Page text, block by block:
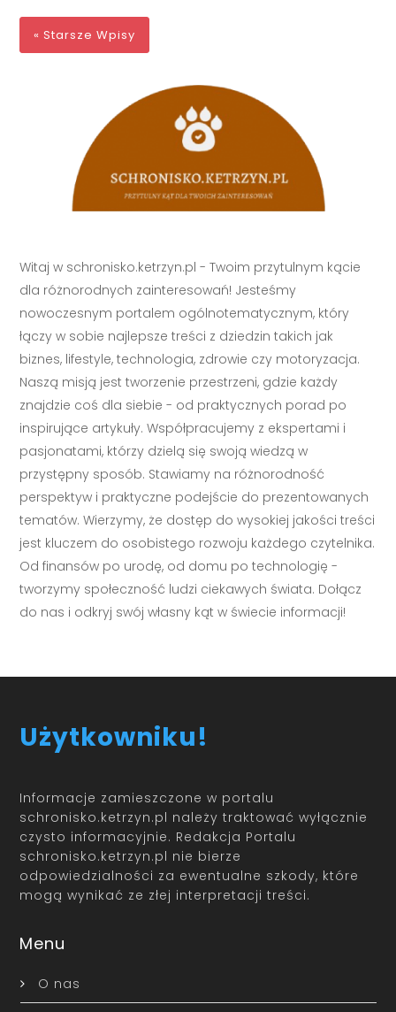
« Starsze Wpisy
Witaj w schronisko.ketrzyn.pl - Twoim przytulnym kącie
dla różnorodnych zainteresowań! Jesteśmy
nowoczesnym portalem ogólnotematycznym, który
łączy w sobie najlepsze treści z dziedzin takich jak
biznes, lifestyle, technologia, zdrowie czy motoryzacja.
Naszą misją jest tworzenie przestrzeni, gdzie każdy
znajdzie coś dla siebie - od praktycznych porad po
inspirujące artykuły. Współpracujemy z ekspertami i
pasjonatami, którzy dzielą się swoją wiedzą w
przystępny sposób. Stawiamy na różnorodność
perspektyw i praktyczne podejście do prezentowanych
tematów. Wierzymy, że dostęp do wysokiej jakości treści
jest kluczem do osobistego rozwoju każdego czytelnika.
Od finansów po urodę, od domu po technologię -
tworzymy społeczność ludzi ciekawych świata. Dołącz
do nas i odkryj swój własny kąt w świecie informacji!
Użytkowniku!
Informacje zamieszczone w portalu
schronisko.ketrzyn.pl należy traktować wyłącznie
czysto informacyjnie. Redakcja Portalu
schronisko.ketrzyn.pl nie bierze
odpowiedzialności za ewentualne szkody, które
mogą wynikać ze złej interpretacji treści.
Menu
O nas